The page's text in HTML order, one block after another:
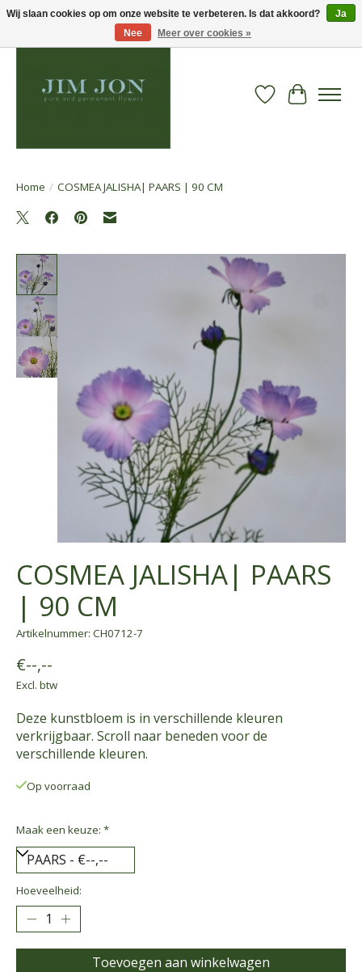
Verlanglijst
Home / COSMEA JALISHA| PAARS | 90 CM
Product image slideshow Items
COSMEA JALISHA| PAARS
| 90 CM
Artikelnummer: CH0712-7
€--,--
Excl. btw
Deze kunstbloem is in verschillende kleuren
verkrijgbaar. Scroll naar beneden voor de
verschillende kleuren.
Op voorraad
Maak een keuze: *
Hoeveelheid:
Toevoegen aan winkelwagen
Wij slaan cookies op om onze website te verbeteren. Is dat akkoord?
Ja
Nee
Meer over cookies »